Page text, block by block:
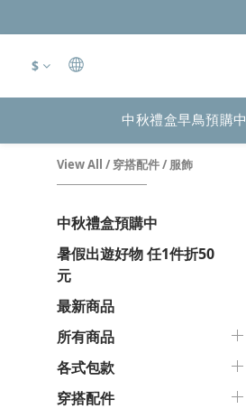
$
中秋禮盒早鳥預購中
View All /穿搭配件/ 服飾
中秋禮盒預購中
暑假出遊好物 任1件折50
元
最新商品
所有商品
各式包款
穿搭配件